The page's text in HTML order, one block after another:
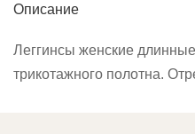
Описание
Леггинсы женские
трикотажного полотна.